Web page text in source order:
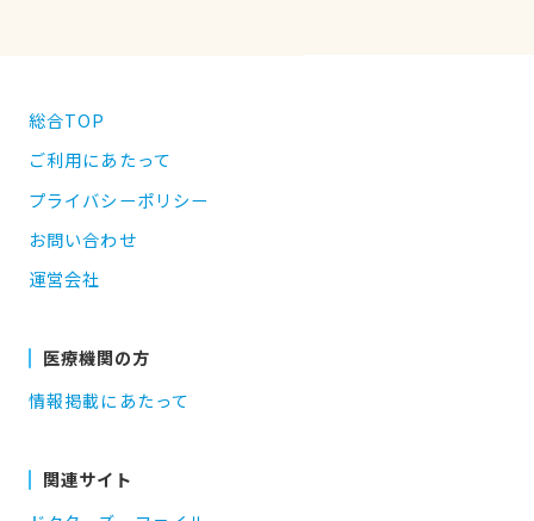
総合TOP
ご利用にあたって
プライバシーポリシー
お問い合わせ
運営会社
医療機関の方
情報掲載にあたって
関連サイト